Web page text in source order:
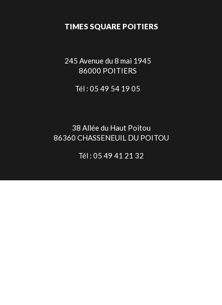
TIMES SQUARE POITIERS
245 Avenue du 8 mai 1945
86000 POITIERS
Tél : 05 49 54 19 05
38 Allée du Haut Poitou
86360 CHASSENEUIL DU POITOU
Tél : 05 49 41 21 32